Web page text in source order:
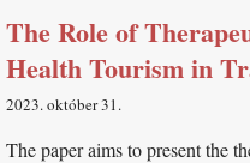
The Role of
Health Tourism in
2023. október 31
The paper aims to present the